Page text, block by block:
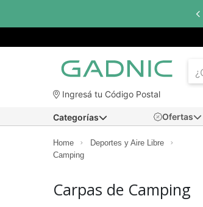
Ingresá tu Código Postal
Ofertas
Categorías
Home
Deportes y Aire Libre
Camping
Carpas de Camping